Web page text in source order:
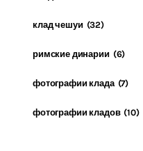
клад чешуи (32)
римские динарии (6)
фотографии клада (7)
фотографии кладов (10)